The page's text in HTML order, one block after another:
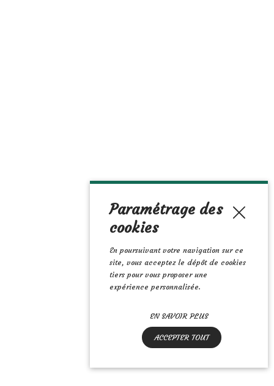
Paramétrage des
cookies
En poursuivant votre navigation sur ce
site, vous acceptez le dépôt de cookies
tiers pour vous proposer une
expérience personnalisée.
EN SAVOIR PLUS
ACCEPTER TOUT